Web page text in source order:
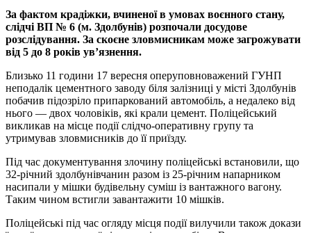
За фактом крадіжки, вчиненої в умовах воєнного стану,
слідчі ВП № 6 (м. Здолбунів) розпочали досудове
розслідування. За скоєне зловмисникам може загрожувати
від 5 до 8 років ув’язнення.
Близько 11 години 17 вересня оперуповноважений ГУНП
неподалік цементного заводу біля залізниці у місті Здолбунів
побачив підозріло припаркований автомобіль, а недалеко від
нього — двох чоловіків, які крали цемент. Поліцейський
викликав на місце події слідчо-оперативну групу та
утримував зловмисників до її приїзду.
Під час документування злочину поліцейські встановили, що
32-річний здолбунівчанин разом із 25-річним напарником
насипали у мішки будівельну суміш із вантажного вагону.
Таким чином встигли завантажити 10 мішків.
Поліцейські під час огляду місця події вилучили також докази